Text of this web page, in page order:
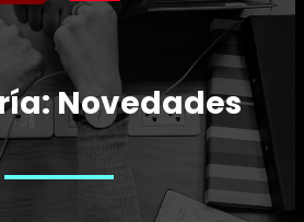
Novedades